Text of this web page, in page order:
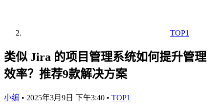
TOP1
类似 Jira 的项目管理系统如何提升管理
效率？推荐9款解决方案
小编 • 2025年3月9日 下午3:40 • TOP1